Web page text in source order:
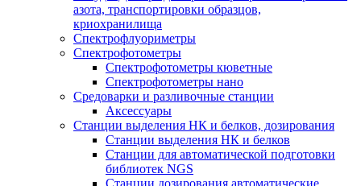
азота, транспортировки образцов,
криохранилища
Спектрофлуориметры
Спектрофотометры
Спектрофотометры кюветные
Спектрофотометры нано
Средоварки и разливочные станции
Аксессуары
Станции выделения НК и белков, дозирования
Станции выделения НК и белков
Станции для автоматической подготовки
библиотек NGS
Станции дозирования автоматические